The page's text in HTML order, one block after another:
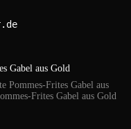
Gabel aus Gold
Pommes-Frites Gabel aus
Frites Gabel aus Gold